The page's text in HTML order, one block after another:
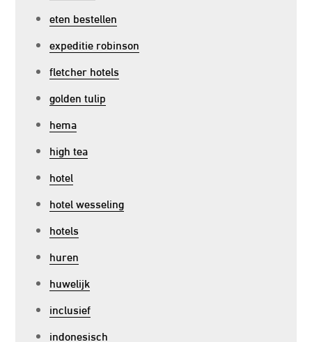
eten bestellen
expeditie robinson
fletcher hotels
golden tulip
hema
high tea
hotel
hotel wesseling
hotels
huren
huwelijk
inclusief
indonesisch